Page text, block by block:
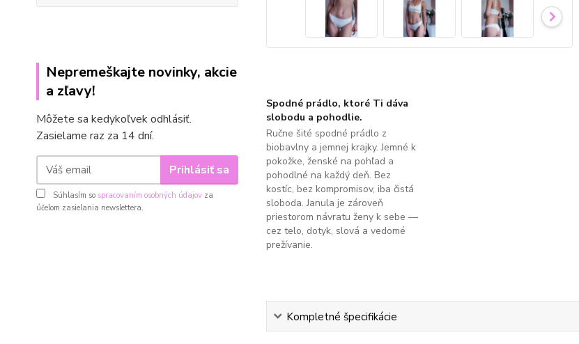
Nepremeškajte novinky, akcie
a zľavy!
Môžete sa kedykoľvek odhlásiť.
Zasielame raz za 14 dní.
Prihlásiť sa
Súhlasím so spracovaním osobných údajov za
účelom zasielania newslettera.
Spodné prádlo, ktoré Ti dáva
slobodu a pohodlie.
Ručne šité spodné prádlo z
biobavlny a jemnej krajky. Jemné k
pokožke, ženské na pohľad a
pohodlné na každý deň. Bez
kostíc, bez kompromisov, iba čistá
sloboda. Janula je zároveň
priestorom návratu ženy k sebe —
cez telo, dotyk, slová a vedomé
prežívanie.
Kompletné špecifikácie